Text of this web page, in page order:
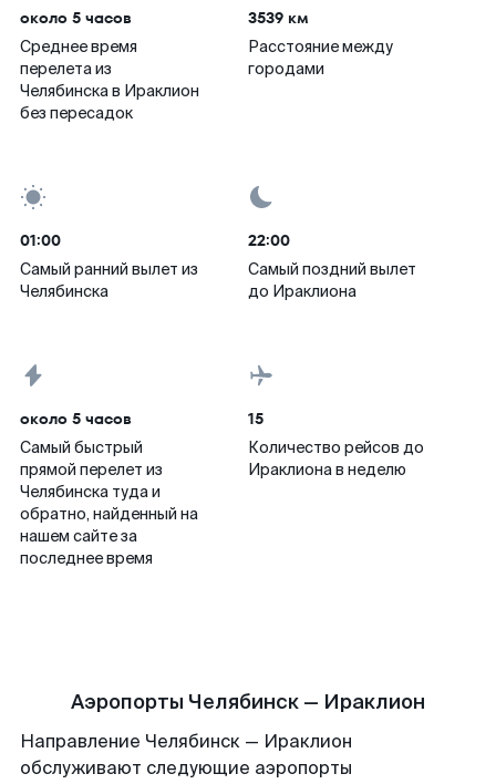
около 5 часов
Среднее время
перелета из
Челябинска в Ираклион
без пересадок
3539 км
Расстояние между
городами
01:00
Самый ранний вылет из
Челябинска
22:00
Самый поздний вылет
до Ираклиона
около 5 часов
Самый быстрый
прямой перелет из
Челябинска туда и
обратно, найденный на
нашем сайте за
последнее время
15
Количество рейсов до
Ираклиона в неделю
Аэропорты Челябинск — Ираклион
Направление Челябинск — Ираклион
обслуживают следующие аэропорты